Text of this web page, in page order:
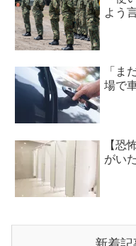
よう
「ま
場で
【恐
がい